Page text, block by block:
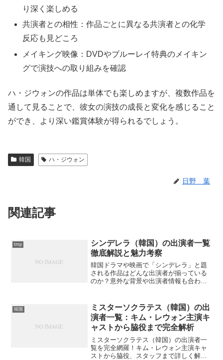
り深く楽しめる
共演者との相性：作品ごとに異なる共演者との化学
反応も見どころ
メイキング映像：DVDやブルーレイ特典のメイキン
グで演技への取り組みを確認
ハ・ジウォンの作品は単体でも楽しめますが、複数作品を
通して見ることで、彼女の演技の成長と変化を感じること
ができ、より深い鑑賞体験が得られるでしょう。
韓国 ハ・ジウォン
日野 葉
関連記事
tmp
シンデレラ（韓国）の出演者一覧
徹底解説と魅力考察
韓国ドラマや映画で「シンデレラ」と題
される作品はどんな出演者が揃っている
のか？意外な背景や出演者情報も合わせ
韓国
ミスターソクラテス（韓国）の出
演者一覧：キム・レウォン主演キ
ャストから脇役まで完全解析
ミスターソクラテス（韓国）の出演者一
覧を完全網羅！キム・レウォン主演キャ
ストから脇役、スタッフまで詳しく解説